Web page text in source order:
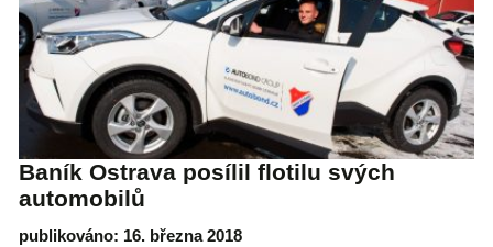
Baník Ostrava posílil flotilu svých
automobilů
publikováno: 16. března 2018